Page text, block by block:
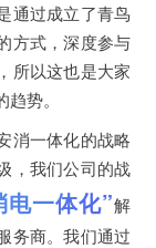
通过成立了青鸟
方式，深度参与
所以这也是大家
势。
消一体化的战略
，我们公司的战
电一体化”解
务商。我们通过